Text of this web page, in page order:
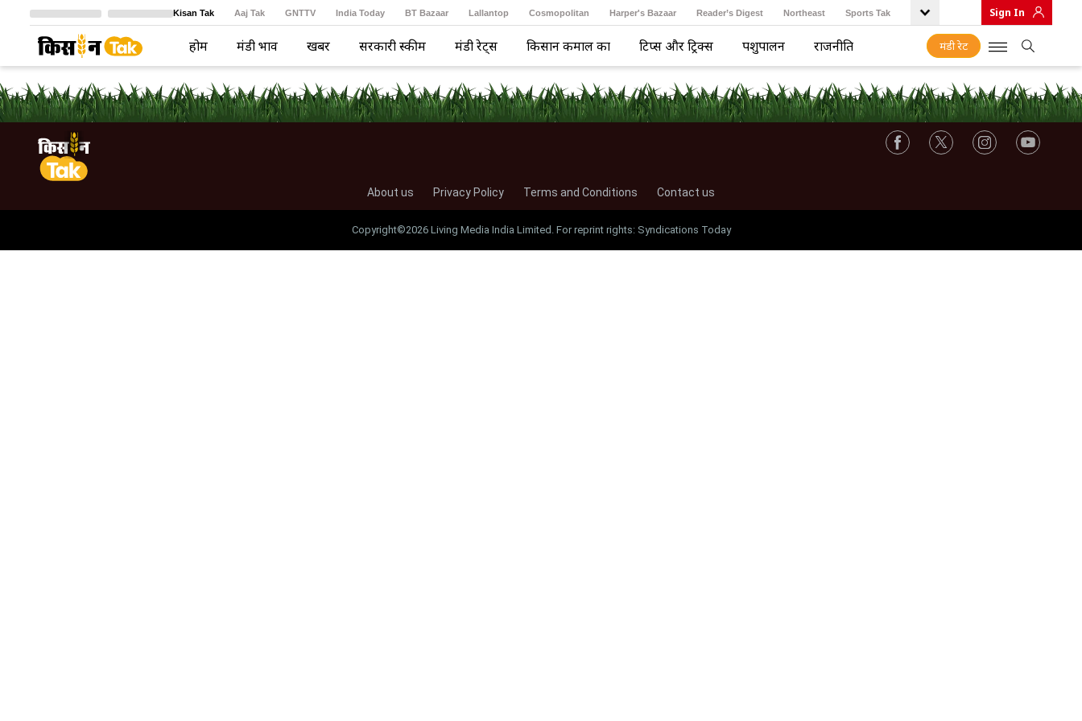
Kisan Tak Aaj Tak GNTTV India Today BT Bazaar Lallantop Cosmopolitan Harper's Bazaar Reader’s Digest Northeast Sports Tak
Crime Tak Astro Tak
Sign In
होम मंडी भाव खबरें सरकारी स्कीम मंडी रेट्स किसान कमाल का टिप्स और ट्रिक्स पशुपालन राजनीति मंडी रेट
About us Privacy Policy Terms and Conditions Contact us
Copyright©2026 Living Media India Limited. For reprint rights: Syndications Today